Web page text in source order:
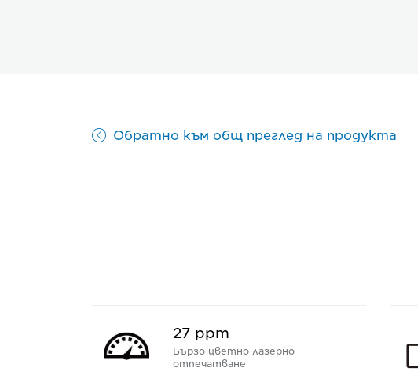
Обратно към общ преглед на продукта
27 ppm
Бързо цветно лазерно
отпечатване